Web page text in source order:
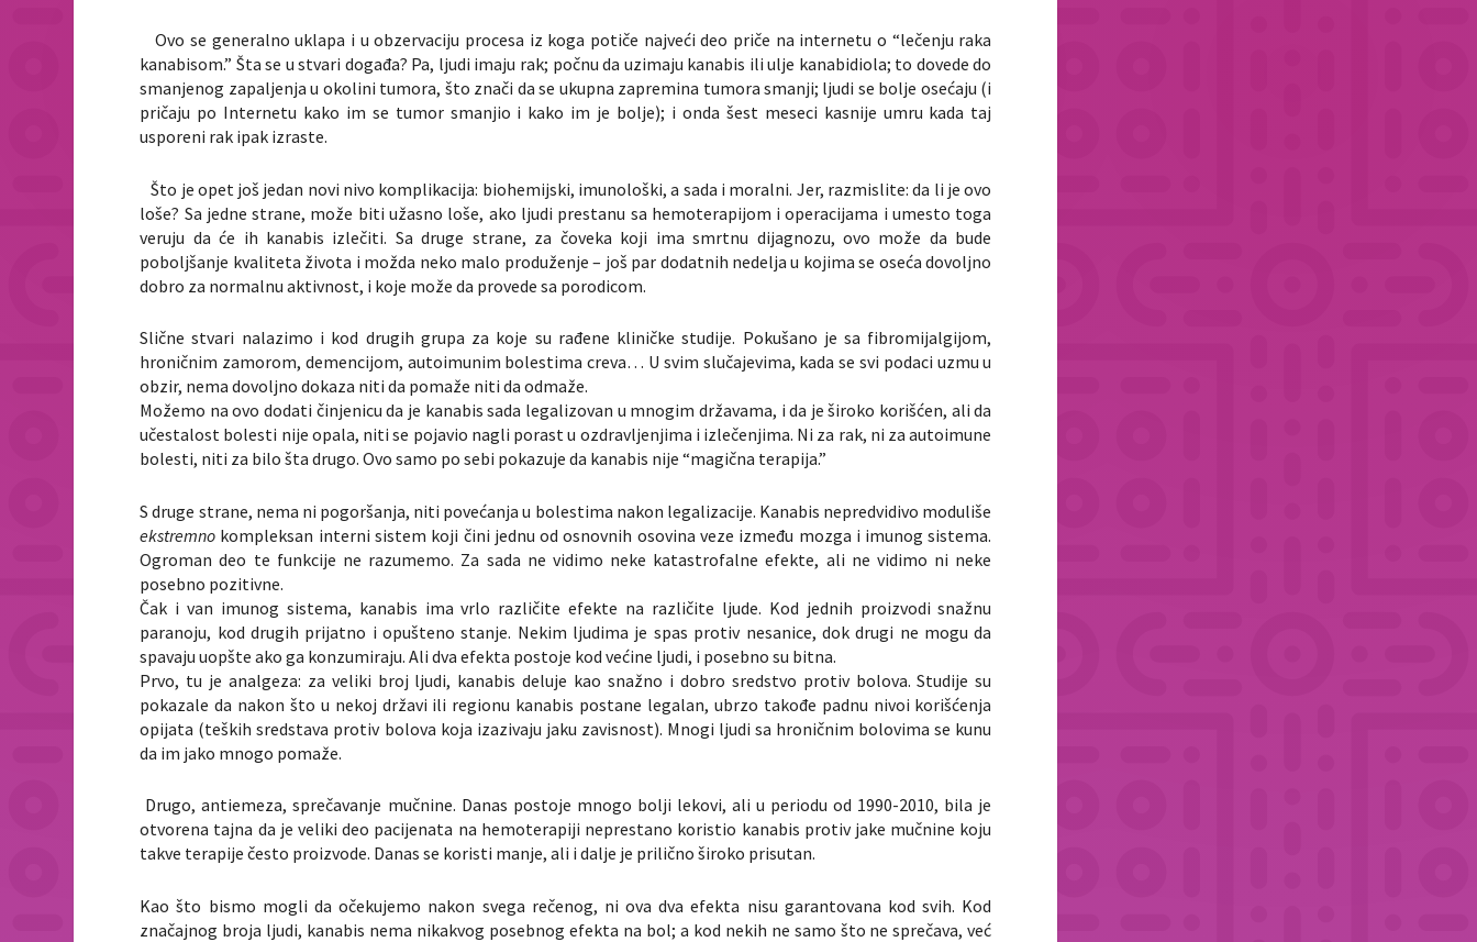
Ovo se generalno uklapa i u obzervaciju procesa iz koga potiče najveći deo priče na internetu o “lečenju raka
kanabisom.” Šta se u stvari događa? Pa, ljudi imaju rak; počnu da uzimaju kanabis ili ulje kanabidiola; to dovede do
smanjenog zapaljenja u okolini tumora, što znači da se ukupna zapremina tumora smanji; ljudi se bolje osećaju (i
pričaju po Internetu kako im se tumor smanjio i kako im je bolje); i onda šest meseci kasnije umru kada taj
usporeni rak ipak izraste.
Što je opet još jedan novi nivo komplikacija: biohemijski, imunološki, a sada i moralni. Jer, razmislite: da li je ovo
loše? Sa jedne strane, može biti užasno loše, ako ljudi prestanu sa hemoterapijom i operacijama i umesto toga
veruju da će ih kanabis izlečiti. Sa druge strane, za čoveka koji ima smrtnu dijagnozu, ovo može da bude
poboljšanje kvaliteta života i možda neko malo produženje – još par dodatnih nedelja u kojima se oseća dovoljno
dobro za normalnu aktivnost, i koje može da provede sa porodicom.
Slične stvari nalazimo i kod drugih grupa za koje su rađene kliničke studije. Pokušano je sa fibromijalgijom,
hroničnim zamorom, demencijom, autoimunim bolestima creva… U svim slučajevima, kada se svi podaci uzmu u
obzir, nema dovoljno dokaza niti da pomaže niti da odmaže.
Možemo na ovo dodati činjenicu da je kanabis sada legalizovan u mnogim državama, i da je široko korišćen, ali da
učestalost bolesti nije opala, niti se pojavio nagli porast u ozdravljenjima i izlečenjima. Ni za rak, ni za autoimune
bolesti, niti za bilo šta drugo. Ovo samo po sebi pokazuje da kanabis nije “magična terapija.”
S druge strane, nema ni pogoršanja, niti povećanja u bolestima nakon legalizacije. Kanabis nepredvidivo moduliše
ekstremno kompleksan interni sistem koji čini jednu od osnovnih osovina veze između mozga i imunog sistema.
Ogroman deo te funkcije ne razumemo. Za sada ne vidimo neke katastrofalne efekte, ali ne vidimo ni neke
posebno pozitivne.
Čak i van imunog sistema, kanabis ima vrlo različite efekte na različite ljude. Kod jednih proizvodi snažnu
paranoju, kod drugih prijatno i opušteno stanje. Nekim ljudima je spas protiv nesanice, dok drugi ne mogu da
spavaju uopšte ako ga konzumiraju. Ali dva efekta postoje kod većine ljudi, i posebno su bitna.
Prvo, tu je analgeza: za veliki broj ljudi, kanabis deluje kao snažno i dobro sredstvo protiv bolova. Studije su
pokazale da nakon što u nekoj državi ili regionu kanabis postane legalan, ubrzo takođe padnu nivoi korišćenja
opijata (teških sredstava protiv bolova koja izazivaju jaku zavisnost). Mnogi ljudi sa hroničnim bolovima se kunu
da im jako mnogo pomaže.
Drugo, antiemeza, sprečavanje mučnine. Danas postoje mnogo bolji lekovi, ali u periodu od 1990-2010, bila je
otvorena tajna da je veliki deo pacijenata na hemoterapiji neprestano koristio kanabis protiv jake mučnine koju
takve terapije često proizvode. Danas se koristi manje, ali i dalje je prilično široko prisutan.
Kao što bismo mogli da očekujemo nakon svega rečenog, ni ova dva efekta nisu garantovana kod svih. Kod
značajnog broja ljudi, kanabis nema nikakvog posebnog efekta na bol; a kod nekih ne samo što ne sprečava, već